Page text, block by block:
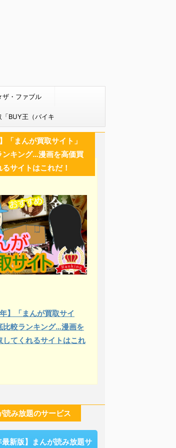
・ファブル
「BUY王（バイキ
ング）」
「まんが買取サイト」
ンキング…漫画を高価買
サイトはこれだ！
】「まんが買取サイ
比較ランキング…漫画を
してくれるサイトはこれ
読み放題のサービス
最新版】まんが読み放題サ